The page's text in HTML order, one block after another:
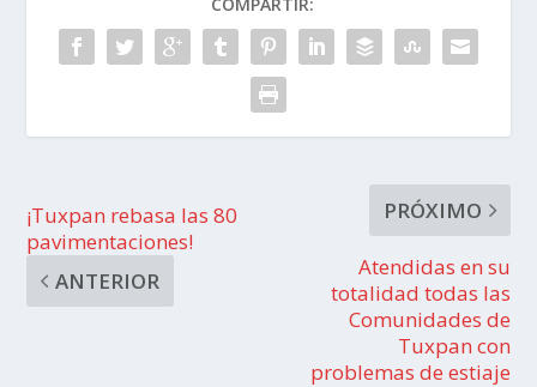
¡Tuxpan rebasa las 80
pavimentaciones!
ANTERIOR
PRÓXIMO
Atendidas en su
totalidad todas las
Comunidades de
Tuxpan con
problemas de estiaje